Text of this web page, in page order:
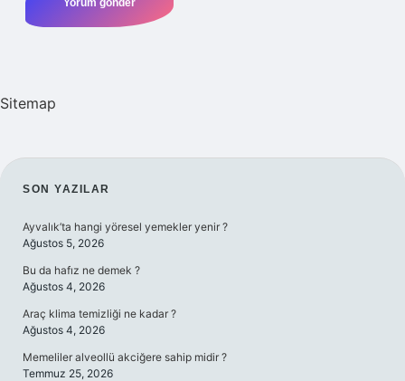
Sitemap
SIDEBAR
SON YAZILAR
Ayvalık’ta hangi yöresel yemekler yenir ?
Ağustos 5, 2026
Bu da hafız ne demek ?
Ağustos 4, 2026
Araç klima temizliği ne kadar ?
Ağustos 4, 2026
Memeliler alveollü akciğere sahip midir ?
Temmuz 25, 2026